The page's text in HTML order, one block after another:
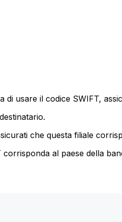
usare il codice SWIFT,
che questa filiale
al paese della